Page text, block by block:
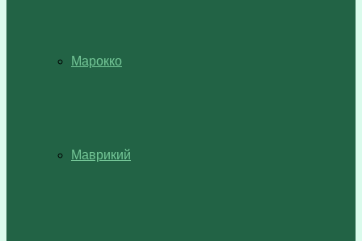
Марокко
Маврикий